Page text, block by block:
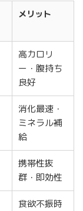
メリット
高カロリ
ー・腹持ち
良好
消化最速・
ミネラル補
給
携帯性抜
群・即効性
食欲不振時